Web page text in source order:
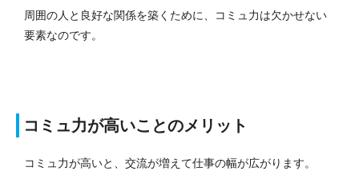
周囲の人と良好な関係を築くために、コミュ力は欠かせない
要素なのです。
コミュ力が高いことのメリット
コミュ力が高いと、交流が増えて仕事の幅が広がります。